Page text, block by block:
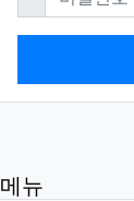
메뉴